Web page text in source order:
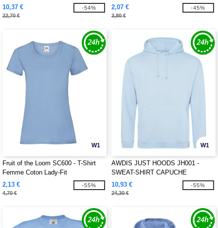
10,37 €
22,70 €
-54%
2,07 €
3,80 €
-45%
W1
Fruit of the Loom SC600 - T-Shirt
Femme Coton Lady-Fit
2,13 €
4,70 €
-55%
W1
AWDIS JUST HOODS JH001 -
SWEAT-SHIRT CAPUCHE
10,93 €
24,30 €
-55%